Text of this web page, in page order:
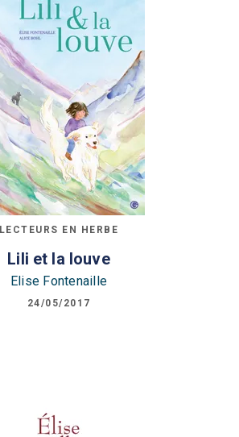
LECTEURS EN HERBE
Lili et la louve
Elise Fontenaille
24/05/2017